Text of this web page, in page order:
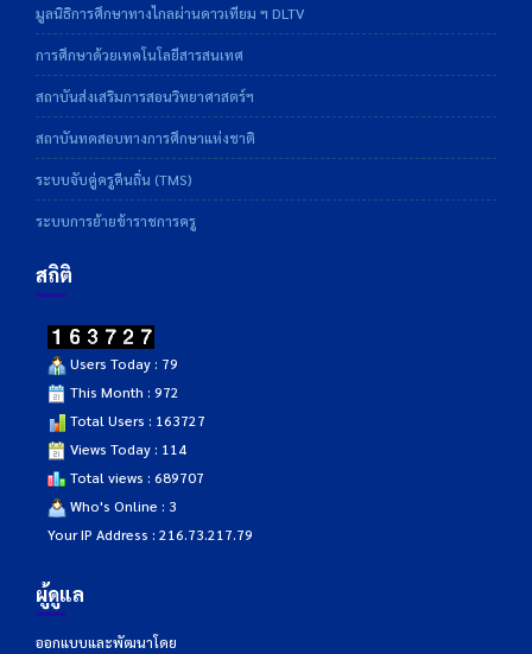
มูลนิธิการศึกษาทางไกลผ่านดาวเทียม ฯ DLTV
การศึกษาด้วยเทคโนโลยีสารสนเทศ
สถาบันส่งเสริมการสอนวิทยาศาสตร์ฯ
สถาบันทดสอบทางการศึกษาแห่งชาติ
ระบบจับคู่ครูคืนถิ่น (TMS)
ระบบการย้ายข้าราชการครู
สถิติ
Users Today : 79
This Month : 972
Total Users : 163727
Views Today : 114
Total views : 689707
Who's Online : 3
Your IP Address : 216.73.217.79
ผู้ดูแล
ออกแบบและพัฒนาโดย